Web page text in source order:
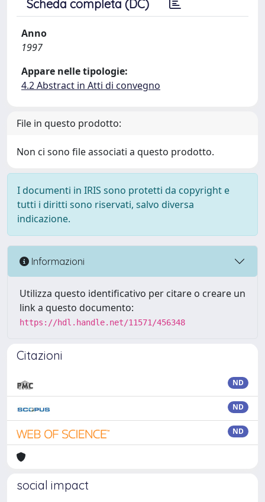
Scheda completa (DC)
Anno
1997
Appare nelle tipologie:
4.2 Abstract in Atti di convegno
File in questo prodotto:
Non ci sono file associati a questo prodotto.
I documenti in IRIS sono protetti da copyright e
tutti i diritti sono riservati, salvo diversa
indicazione.
Informazioni
Utilizza questo identificativo per citare o creare un
link a questo documento:
https://hdl.handle.net/11571/456348
Citazioni
ND
ND
ND
social impact